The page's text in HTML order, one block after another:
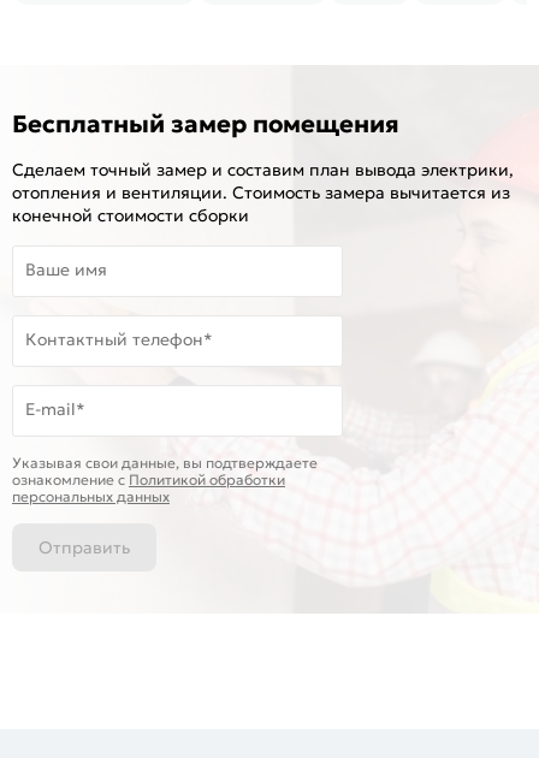
Бесплатный замер помещения
Сделаем точный замер и составим план вывода электрики,
отопления и вентиляции. Стоимость замера вычитается из
конечной стоимости сборки
Ваше имя
Контактный телефон*
E-mail*
Указывая свои данные, вы подтверждаете
ознакомление c Политикой обработки
персональных данных
Отправить